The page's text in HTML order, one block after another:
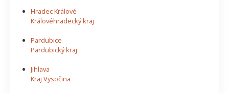
Hradec Králové
Královéhradecký kraj
Pardubice
Pardubický kraj
Jihlava
Kraj Vysočina